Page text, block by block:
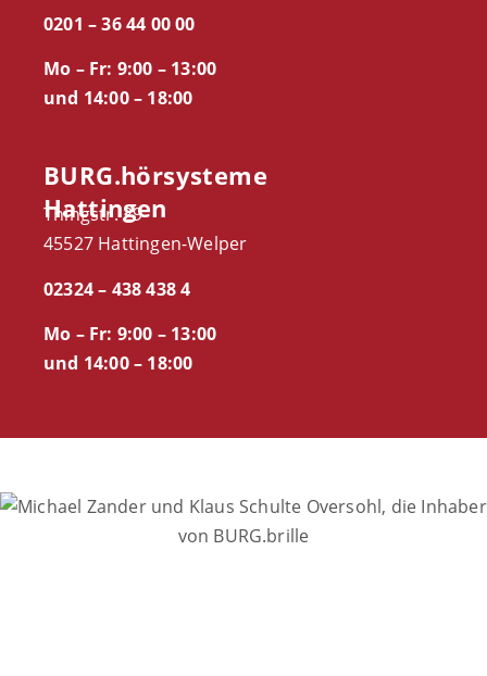
0201 – 36 44 00 00
Mo – Fr: 9:00 – 13:00
und 14:00 – 18:00
BURG.hörsysteme
Hattingen
Thingstr. 29
45527 Hattingen-Welper
02324 – 438 438 4
Mo – Fr: 9:00 – 13:00
und 14:00 – 18:00